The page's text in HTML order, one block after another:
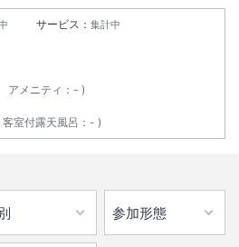
た方に選ばれる快適なホテルです。充実
サービス： 集計中
アメニティ ： -
客室付露天風呂 ： -